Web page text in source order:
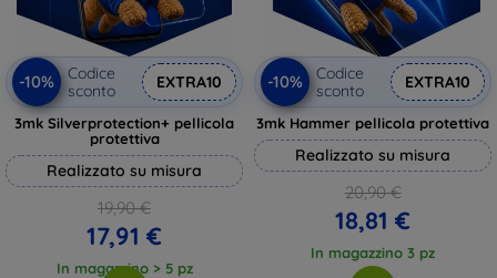
-10%
Codice
sconto
EXTRA10
3mk Silverprotection+ pellicola
protettiva
Realizzato su misura
19,90 €
17,91 €
In magazzino > 5 pz
-10%
Codice
sconto
EXTRA10
3mk Hammer pellicola protettiva
Realizzato su misura
20,90 €
18,81 €
In magazzino 3 pz